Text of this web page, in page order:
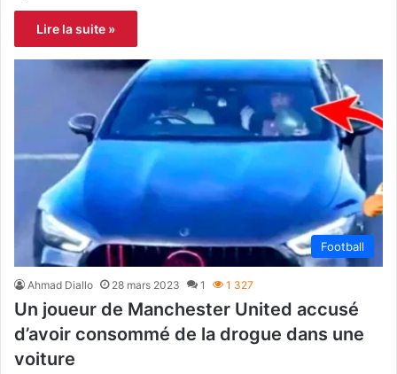
Lire la suite »
Football
Ahmad Diallo 28 mars 2023 1 1 327
Un joueur de Manchester United accusé
d’avoir consommé de la drogue dans une
voiture